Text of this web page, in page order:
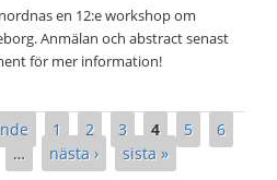
en 12:e workshop om
Anmälan och abstract senast
för mer information!
12th Linguistic Landscape Workshop
1 2 3 4 5
6
… nästa › sista »